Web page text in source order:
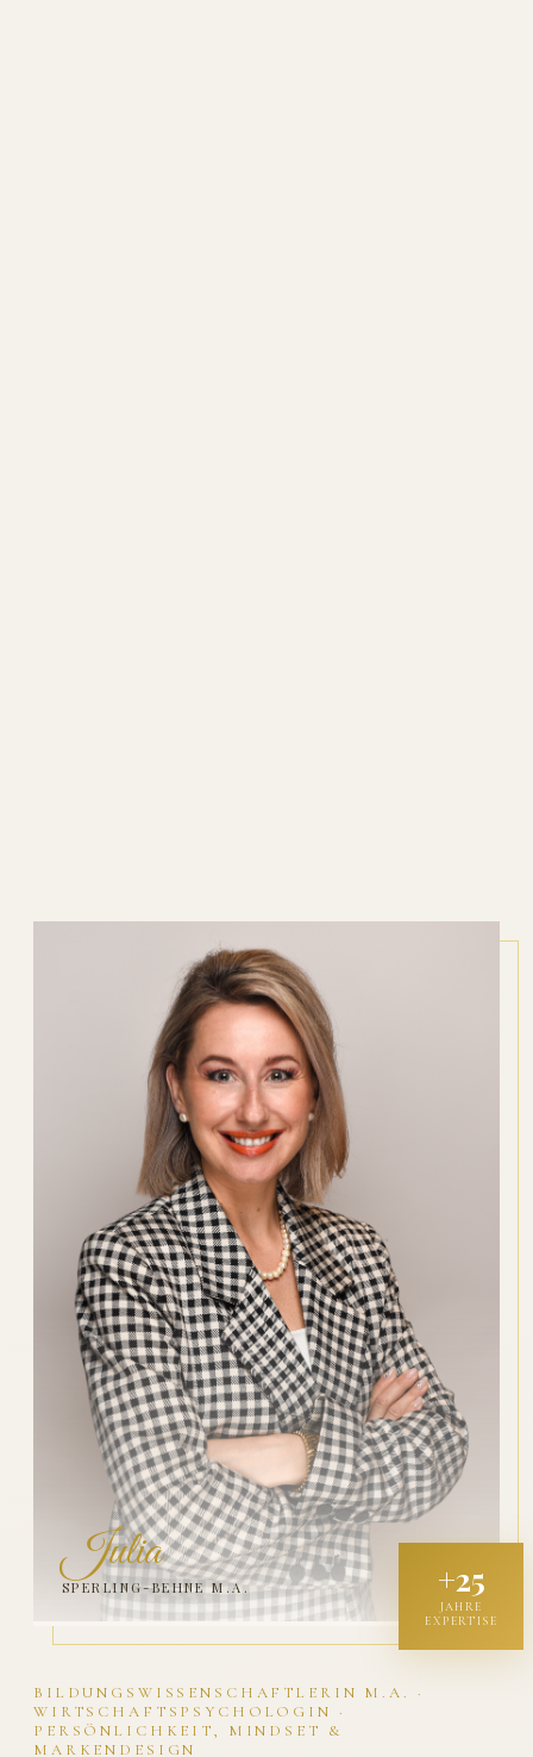
BILDUNGSWISSENSCHAFTLERIN M.A. ·
WIRTSCHAFTSPSYCHOLOGIN ·
PERSÖNLICHKEIT, MINDSET &
MARKENDESIGN
Julia
SPERLING-BEHNE M.A. +25
JAHRE
EXPERTISE